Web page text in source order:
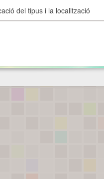
del tipus i la localització